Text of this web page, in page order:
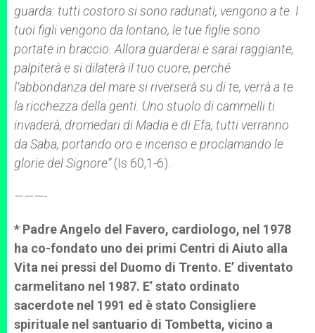
guarda: tutti costoro si sono radunati, vengono a te. I
tuoi figli vengono da lontano, le tue figlie sono
portate in braccio. Allora guarderai e sarai raggiante,
palpiterà e si dilaterà il tuo cuore, perché
l’abbondanza del mare si riverserà su di te, verrà a te
la ricchezza della genti. Uno stuolo di cammelli ti
invaderà, dromedari di Madia e di Efa, tutti verranno
da Saba, portando oro e incenso e proclamando le
glorie del Signore”(Is 60,1-6).
———-
* Padre Angelo del Favero, cardiologo, nel 1978
ha co-fondato uno dei primi Centri di Aiuto alla
Vita nei pressi del Duomo di Trento. E’ diventato
carmelitano nel 1987. E’ stato ordinato
sacerdote nel 1991 ed è stato Consigliere
spirituale nel santuario di Tombetta, vicino a